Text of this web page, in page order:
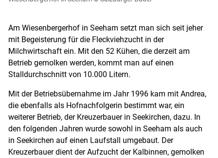
Skip to main content
Akzeptieren
Am Wiesenbergerhof in Seeham setzt man sich seit jeher
mit Begeisterung für die Fleckviehzucht in der
Milchwirtschaft ein. Mit den 52 Kühen, die derzeit am
Betrieb gemolken werden, kommt man auf einen
Stalldurchschnitt von 10.000 Litern.
Mit der Betriebsübernahme im Jahr 1996 kam mit Andrea,
die ebenfalls als Hofnachfolgerin bestimmt war, ein
weiterer Betrieb, der Kreuzerbauer in Seekirchen, dazu. In
den folgenden Jahren wurde sowohl in Seeham als auch
in Seekirchen auf einen Laufstall umgebaut. Der
Kreuzerbauer dient der Aufzucht der Kalbinnen, gemolken